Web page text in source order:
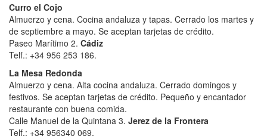
Curro el Cojo
Almuerzo y cena. Cocina andaluza y tapas. Cerrado los martes y
de septiembre a mayo. Se aceptan tarjetas de crédito.
Paseo Marítimo 2. Cádiz
Telf.: +34 956 253 186.
La Mesa Redonda
Almuerzo y cena. Alta cocina andaluza. Cerrado domingos y
festivos. Se aceptan tarjetas de crédito. Pequeño y encantador
restaurante con buena comida.
Calle Manuel de la Quintana 3. Jerez de la Frontera
Telf.: +34 956340 069.